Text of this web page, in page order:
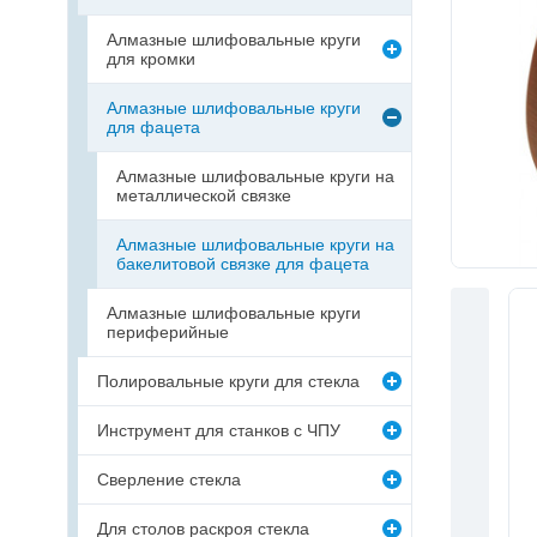
Алмазные шлифовальные круги
для кромки
Алмазные шлифовальные круги
для фацета
Алмазные шлифовальные круги на
металлической связке
Алмазные шлифовальные круги на
бакелитовой связке для фацета
Алмазные шлифовальные круги
периферийные
Полировальные круги для стекла
Инструмент для станков с ЧПУ
Сверление стекла
Для столов раскроя стекла